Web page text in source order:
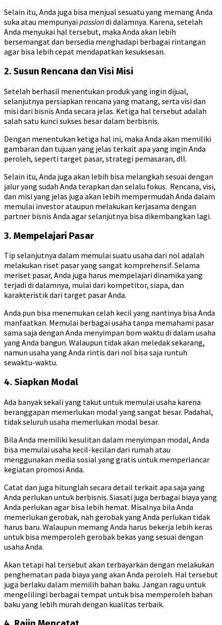
Selain itu, Anda juga bisa menjual sesuatu yang memang Anda
suka atau mempunyaipassiondi dalamnya. Karena, setelah
Anda menyukai hal tersebut, maka Anda akan lebih
bersemangat dan bersedia menghadapi berbagai rintangan
agar bisa lebih cepat mendapatkan kesuksesan.
2. Susun Rencana dan Visi Misi
Setelah berhasil menentukan produk yang ingin dijual,
selanjutnya persiapkan rencana yang matang, serta visi dan
misi dari bisnis Anda secara jelas. Ketiga hal tersebut adalah
salah satu kunci sukses besar dalam berbisnis.
Dengan menentukan ketiga hal ini, maka Anda akan memiliki
gambaran dan tujuan yang jelas terkait apa yang ingin Anda
peroleh, seperti target pasar, strategi pemasaran, dll.
Selain itu, Anda juga akan lebih bisa melangkah sesuai dengan
jalur yang sudah Anda terapkan dan selalu fokus. Rencana, visi,
dan misi yang jelas juga akan lebih mempermudah Anda dalam
memulai investor ataupun melakukan kerjasama dengan
partner bisnis Anda agar selanjutnya bisa dikembangkan lagi.
3. Mempelajari Pasar
Tip selanjutnya dalam memulai suatu usaha dari nol adalah
melakukan riset pasar yang sangat komprehensif. Selama
meriset pasar, Anda juga harus mempelajari dinamika yang
terjadi di dalamnya, mulai dari kompetitor, siapa, dan
karakteristik dari target pasar Anda.
Anda pun bisa menemukan celah kecil yang nantinya bisa Anda
manfaatkan. Memulai berbagai usaha tanpa memahami pasar
sama saja dengan Anda menyimpan bom waktu di dalam usaha
yang Anda bangun. Walaupun tidak akan meledak sekarang,
namun usaha yang Anda rintis dari nol bisa saja runtuh
sewaktu-waktu.
4. Siapkan Modal
Ada banyak sekali yang takut untuk memulai usaha karena
beranggapan memerlukan modal yang sangat besar. Padahal,
tidak seluruh usaha memerlukan modal besar.
Bila Anda memiliki kesulitan dalam menyimpan modal, Anda
bisa memulai usaha kecil-kecilan dari rumah atau
menggunakan media sosial yang gratis untuk memperlancar
kegiatan promosi Anda.
Catat dan juga hitunglah secara detail terkait apa saja yang
Anda perlukan untuk berbisnis. Siasati juga berbagai biaya yang
Anda perlukan agar bisa lebih hemat. Misalnya bila Anda
memerlukan gerobak, nah gerobak yang Anda perlukan tidak
harus baru. Walaupun memang Anda harus bekerja lebih keras
untuk bisa memperoleh gerobak bekas yang sesuai dengan
usaha Anda.
Akan tetapi hal tersebut akan terbayarkan dengan melakukan
penghematan pada biaya yang akan Anda peroleh. Hal tersebut
juga berlaku dalam memilih bahan baku. Jangan ragu untuk
mengelilingi berbagai tempat untuk bisa memperoleh bahan
baku yang lebih murah dengan kualitas terbaik.